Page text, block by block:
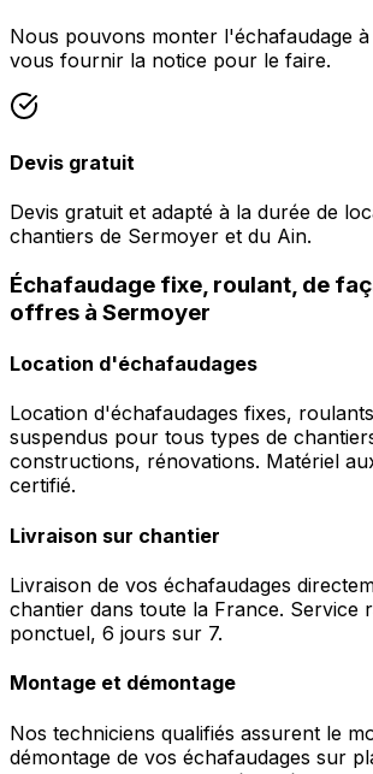
Nous pouvons monter l'échafaudage
vous fournir la notice pour le faire.
Devis gratuit
Devis gratuit et adapté à la durée de
chantiers de Sermoyer et du Ain.
Échafaudage fixe, roulant, de
offres à Sermoyer
Location d'échafaudages
Location d'échafaudages fixes,
suspendus pour tous types de
constructions, rénovations. Matériel
certifié.
Livraison sur chantier
Livraison de vos échafaudages
chantier dans toute la France. Service
ponctuel, 6 jours sur 7.
Montage et démontage
Nos techniciens qualifiés assurent le
démontage de vos échafaudages sur